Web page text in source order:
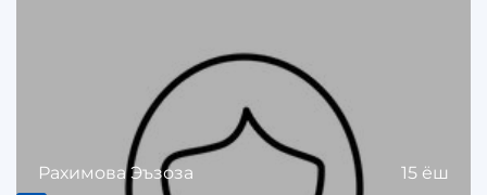
Рахимова Эъзоза 15 ёш